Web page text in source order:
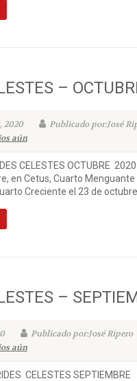
–
2020 Publicado por:José
aún
CELESTES OCTUBRE
en Cetus, Cuarto
Creciente el 23 de octubre
–
Publicado por:José Ripero
aún
CELESTES